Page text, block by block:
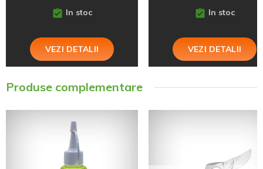
In stoc
VEZI DETALII
In stoc
VEZI DETALII
Produse complementare